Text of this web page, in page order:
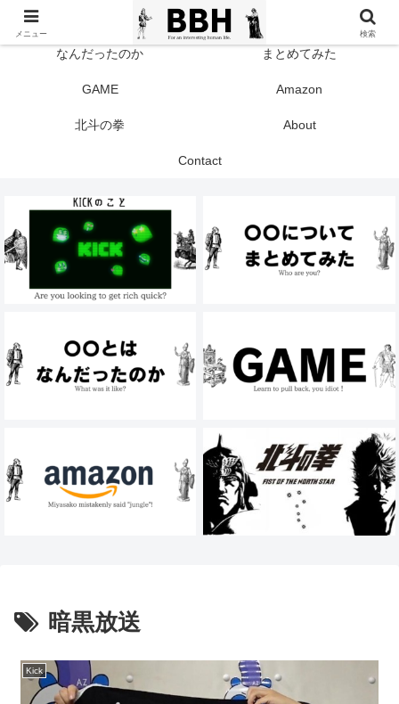
なんだったのか まとめてみた
GAME Amazon
北斗の拳 About
Contact
暗黒放送
Kick
メニュー 検索